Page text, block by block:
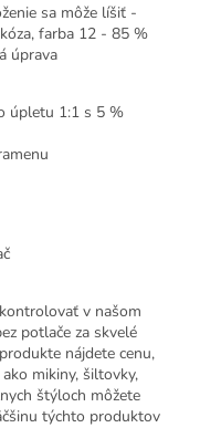
sa môže líšiť -
farba 12 - 85 %
úprava
úpletu 1:1 s 5 %
v našom
potlače za skvelé
nájdete cenu,
mikiny, šiltovky,
štýloch môžete
týchto produktov